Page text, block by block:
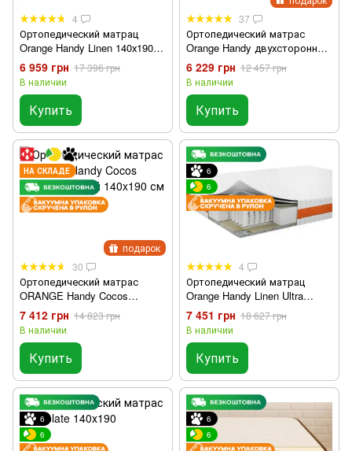
4
Ортопедический матрац
Orange Handy Linen 140х190
см
6 959 грн 17 396 грн
В наличии
Купить
37
Ортопедический матрас
Orange Handy двухсторонний
140x190
6 229 грн 12 457 грн
В наличии
Купить
подарок
НА СКЛАДЕ
30
Ортопедический матрас
ORANGE Handy Cocos
двухсторонний 140x190 см
7 412 грн 14 823 грн
В наличии
Купить
6
6
4
Ортопедический матрац
Orange Handy Linen Ultra
140х190 см
7 451 грн 18 627 грн
В наличии
Купить
6
6
6
6